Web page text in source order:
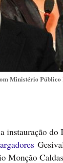
Ministério
Monção